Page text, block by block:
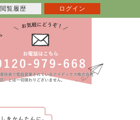
閲覧履歴 ログイン